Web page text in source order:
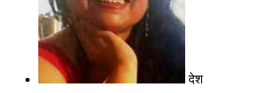
देश